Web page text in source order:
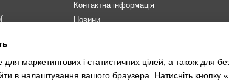
Контактна інформація
Новини
маркетингових і статистичних цілей, а також для
в налаштування вашого браузера. Натисніть кнопку